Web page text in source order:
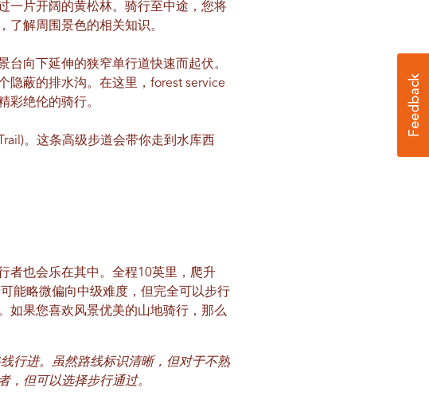
一片开阔的黄松林。骑行至中途，您将
解周围景色的相关知识。
向下延伸的狭窄单行道快速而起伏。
隐蔽的排水沟。在这里，forest service
彩绝伦的骑行。
。这条高级步道会带你走到水库西
者也会乐在其中。全程10英里，爬升
能略微偏向中级难度，但完全可以步行
如果您喜欢风景优美的山地骑行，那么
行进。虽然路线标识清晰，但对于不熟
，但可以选择步行通过。